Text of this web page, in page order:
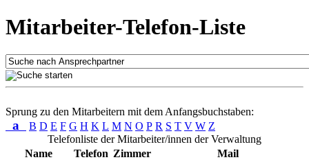
Mitarbeiter-Telefon-Liste
Sprung zu den Mitarbeitern mit dem Anfangsbuchstaben:
a B D E F G H K L M N O P R S T V W Z
Telefonliste der Mitarbeiter/innen der Verwaltung
Name
Telefon Zimmer
Mail